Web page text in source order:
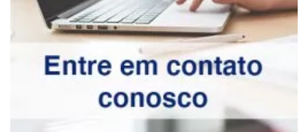
eu tenho uma conta
Não enviaremos nenhum e-mail de marketing ou solicitação.